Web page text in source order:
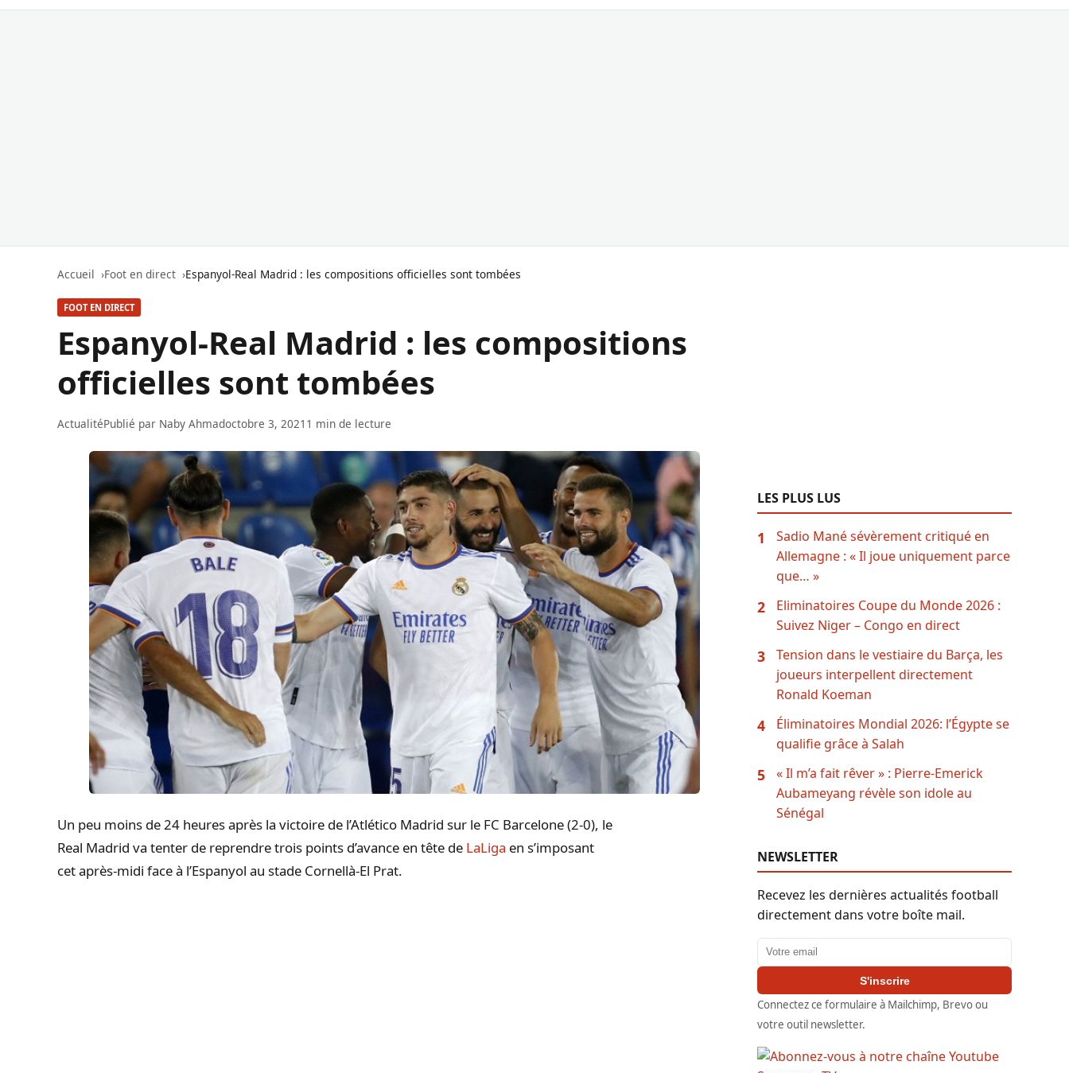
Accueil Foot en direct Espanyol-Real Madrid : les compositions officielles sont tombées
FOOT EN DIRECT
Espanyol-Real Madrid : les compositions
officielles sont tombées
ActualitéPublié par Naby Ahmadoctobre 3, 2021 1 min de lecture
Un peu moins de 24 heures après la victoire de l’Atlético Madrid sur le FC Barcelone (2-0), le
Real Madrid va tenter de reprendre trois points d’avance en tête de LaLiga en s’imposant
cet après-midi face à l’Espanyol au stade Cornellà-El Prat.
LES PLUS LUS
1
Sadio Mané sévèrement critiqué en
Allemagne : « Il joue uniquement parce
que… »
2
Eliminatoires Coupe du Monde 2026 :
Suivez Niger – Congo en direct
3
Tension dans le vestiaire du Barça, les
joueurs interpellent directement
Ronald Koeman
4
Éliminatoires Mondial 2026: l’Égypte se
qualifie grâce à Salah
5
« Il m’a fait rêver » : Pierre-Emerick
Aubameyang révèle son idole au
Sénégal
NEWSLETTER
Recevez les dernières actualités football
directement dans votre boîte mail.
Adresse email
S'inscrire
Connectez ce formulaire à Mailchimp, Brevo ou
votre outil newsletter.